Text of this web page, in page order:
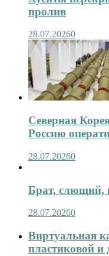
пролив
28.07.20260
Северная
Россию
28.07.20260
Брат, слющий,
28.07.20260
Виртуальная
пластиковой и